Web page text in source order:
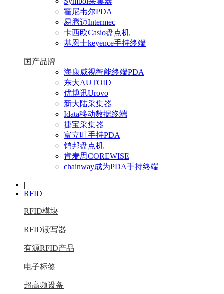
霍尼韦尔PDA
易腾迈Intermec
卡西欧Casio盘点机
基恩士keyence手持终端
国产品牌
海康威视智能终端PDA
东大AUTOID
优博讯Urovo
新大陆采集器
Idata移动数据终端
捷宝采集器
富立叶手持PDA
销邦盘点机
肯麦思COREWISE
chainway成为PDA手持终端
|
RFID
RFID模块
RFID读写器
有源RFID产品
电子标签
超高频设备